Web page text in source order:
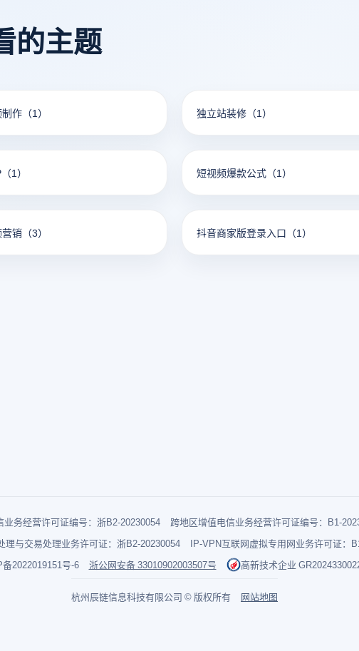
的主题
作 （1） 独立站装修 （1）
（1） 短视频爆款公式 （1）
销 （3） 抖音商家版登录入口 （1）
业务经营许可证编号：浙B2-20230054
跨地区增值电信业务经营许可证编号：B1-
理与交易处理业务许可证：浙B2-20230054
IP-VPN互联网虚拟专用网业务许可证：
2022019151号-6
浙公网安备 33010902003507号 高新技术企业
杭州辰链信息科技有限公司 © 版权所有 网站地图